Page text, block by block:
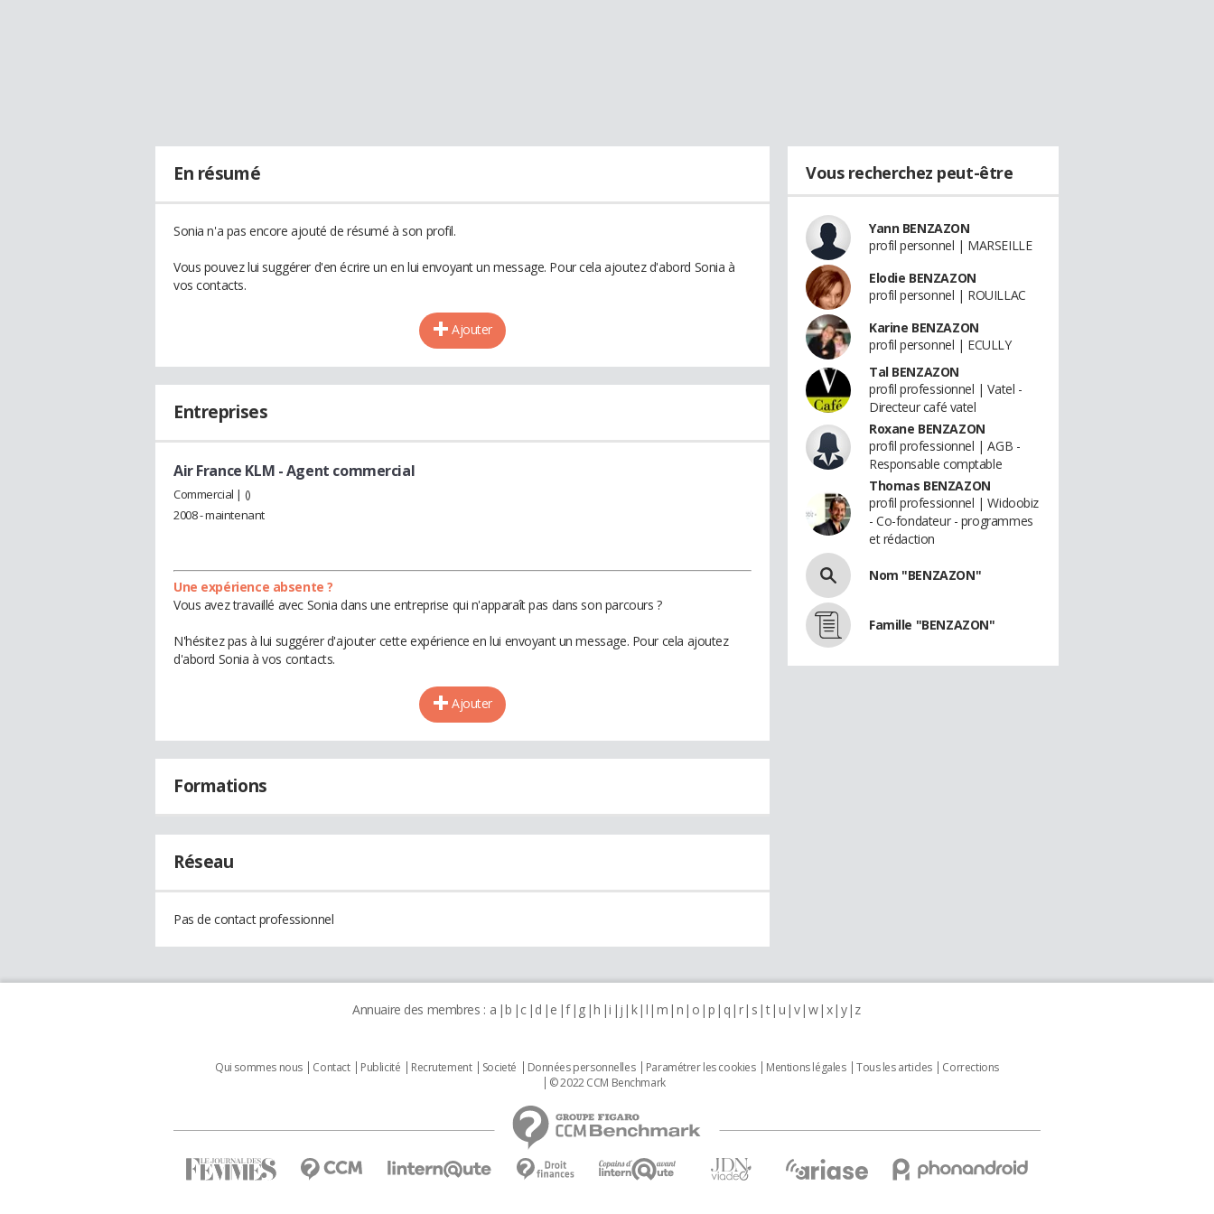
En résumé
Sonia n'a pas encore ajouté de résumé à son profil.
Vous pouvez lui suggérer d'en écrire un en lui envoyant un message. Pour cela ajoutez d'abord Sonia à
vos contacts.
Ajouter
Entreprises
Air France KLM - Agent commercial
Commercial | ()
2008 - maintenant
Une expérience absente ?
Vous avez travaillé avec Sonia dans une entreprise qui n'apparaît pas dans son parcours ?
N'hésitez pas à lui suggérer d'ajouter cette expérience en lui envoyant un message. Pour cela ajoutez
d'abord Sonia à vos contacts.
Ajouter
Formations
Réseau
Pas de contact professionnel
Vous recherchez peut-être
Yann BENZAZON
profil personnel | MARSEILLE
Elodie BENZAZON
profil personnel | ROUILLAC
Karine BENZAZON
profil personnel | ECULLY
Tal BENZAZON
profil professionnel | Vatel -
Directeur café vatel
Roxane BENZAZON
profil professionnel | AGB -
Responsable comptable
Thomas BENZAZON
profil professionnel | Widoobiz
- Co-fondateur - programmes
et rédaction
Nom "BENZAZON"
Famille "BENZAZON"
Annuaire des membres : a b c d e f g h i j k l m n o p q r s t u v w x y z
Qui sommes nous Contact Publicité Recrutement Societé Données personnelles Paramétrer les cookies Mentions légales Tous les articles
Corrections
© 2022 CCM Benchmark